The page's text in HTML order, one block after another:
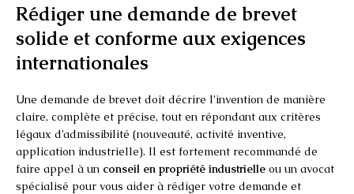
Rédiger une demande de brevet
solide et conforme aux exigences
internationales
Une demande de brevet doit décrire l’invention de manière
claire, complète et précise, tout en répondant aux critères
légaux d’admissibilité (nouveauté, activité inventive,
application industrielle). Il est fortement recommandé de
faire appel à un conseil en propriété industrielle ou un avocat
spécialisé pour vous aider à rédiger votre demande et